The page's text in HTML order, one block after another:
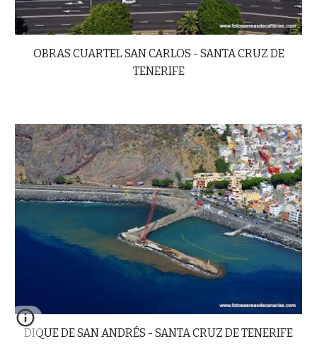
OBRAS CUARTEL SAN CARLOS - SANTA CRUZ DE
TENERIFE
DIQUE DE SAN ANDRÉS - SANTA CRUZ DE TENERIFE